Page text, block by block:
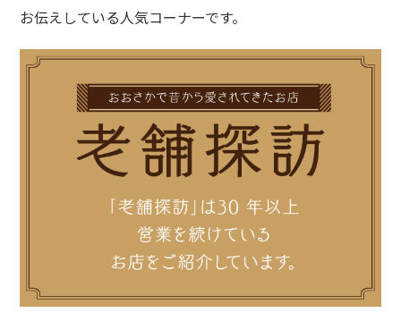
お伝えしている人気コーナーです。